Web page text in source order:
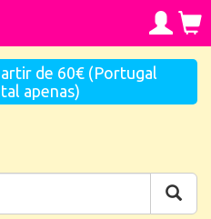
de 60€ (Portugal
apenas)